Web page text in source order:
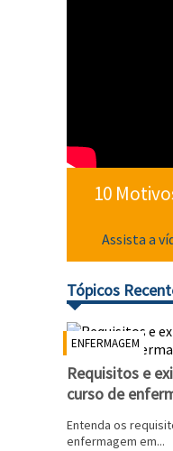
10
Assista a
Tópicos
ENFERMAGEM
Requisitos e
curso de
Entenda os
enfermagem em...